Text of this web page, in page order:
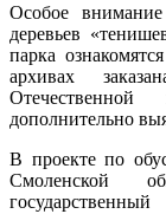
Особое
деревьев
парка
архивах
дополнительно
В проекте по
Смоленской